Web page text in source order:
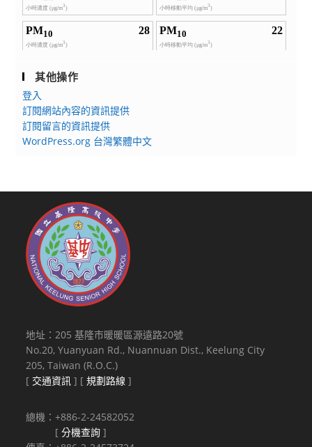
其他操作
登入
訂閱網站內容的資訊提供
訂閱留言的資訊提供
WordPress.org 台灣繁體中文
地址：205 基隆市暖暖區源遠路20號
No.20, Yuanyuan Rd., Nuannuan Dist., Keelung City
205, Taiwan (R.O.C.)
[ 交通資訊 ] [規劃路線 ]
總機：+886-2-24582052
[分機查詢 ]